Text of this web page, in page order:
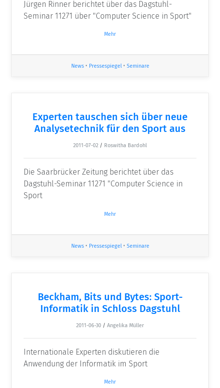
Jürgen Rinner berichtet über das Dagstuhl-
Seminar 11271 über "Computer Science in Sport"
Mehr
News• Pressespiegel• Seminare
Experten tauschen sich über neue
Analysetechnik für den Sport aus
2011-07-02 / Roswitha Bardohl
Die Saarbrücker Zeitung berichtet über das
Dagstuhl-Seminar 11271 "Computer Science in
Sport
Mehr
News• Pressespiegel• Seminare
Beckham, Bits und Bytes: Sport-
Informatik in Schloss Dagstuhl
2011-06-30 / Angelika Müller
Internationale Experten diskutieren die
Anwendung der Informatik im Sport
Mehr